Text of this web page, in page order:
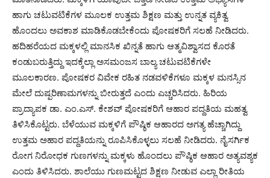
ಹಾಗು ಚಟುವಟಿಕೆಗಳ ಮೂಲಕ ಉತ್ತಮ ಶಿಕ್ಷಣ ಮತ್ತು ಉನ್ನತ ವ್ಯಕಿತ್ವ
ಹೊಂದಲು ಅವಕಾಶ ಮಾಡಿಕೊಡಬೇಕೆಂದು ಪೋಷಕರಿಗೆ ಸಲಹೆ ನೀಡಿದರು.
ಹದಿಹರೆಯದ ಮಕ್ಕಳಲ್ಲಿ ಮಾನಸಿಕ ಖಿನ್ನತೆ ಹಾಗು ಆತ್ಮವಿಶ್ವಾಸದ ಕೊರತೆ
ಕಂಡುಬರುತ್ತಿದ್ದು ಇದಕ್ಕೆಲ್ಲಾ ಅಸಮಂಜಸ ಬಾಲ್ಯ ಚಟುವಟಿಕೆಗಳೇ
ಮೂಲಕಾರಣ. ಪೋಷಕರ ವಿವೇಕ ರಹಿತ ನಡವಳಿಕೆಗಳೂ ಮಕ್ಕಳ ಮನಸ್ಸಿನ
ಮೇಲೆ ದುಷ್ಪರಿಣಾಮಗಳನ್ನು ಬೀರುತ್ತದೆ ಎಂದು ಎಚ್ಚರಿಸಿದರು. ಹಿರಿಯ
ಪ್ರಾದ್ಯಾಪಕ ಡಾ. ಎಂ.ಎಸ್. ಕೇಶವ್‍ ಪೋಷಕರಿಗೆ ಆಹಾರ ಪದ್ದತಿಯ ಮಹತ್ವ
ತಿಳಿಸಿಕೊಟ್ಟರು. ಬೆಳೆಯುವ ಮಕ್ಕಳಿಗೆ ಪೌಷ್ಠಿಕ ಆಹಾರದ ಅಗತ್ಯ ಹೆಚ್ಚಾಗಿದ್ದು
ಉತ್ತಮ ಅಹಾರ ಪದ್ದತಿಯನ್ನು ರೂಪಿಸಿಕೊಳ್ಳಲು ಸಲಹೆ ನೀಡಿದರು. ನೈಸರ್ಗಿಕ
ರೋಗ ನಿರೋಧಕ ಗುಣಗಳನ್ನು ಮಕ್ಕಳು ಹೊಂದಲು ಪೌಷ್ಠಿಕ ಆಹಾರ ಅತ್ಯವಶ್ಯಕ
ಎಂದು ತಿಳಿಸಿದರು. ಶಾಲೆಯು ಗುಣಮಟ್ಟದ ಶಿಕ್ಷಣ ನೀಡುವ ಎಲ್ಲಾ ರೀತಿಯ